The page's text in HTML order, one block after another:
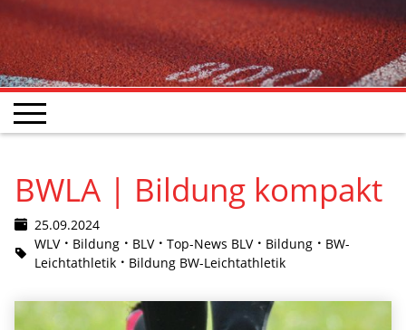
BWLA | Bildung kompakt
25.09.2024
WLV
Bildung BLV Top-News BLV Bildung
BW-
Leichtathletik
Bildung BW-Leichtathletik